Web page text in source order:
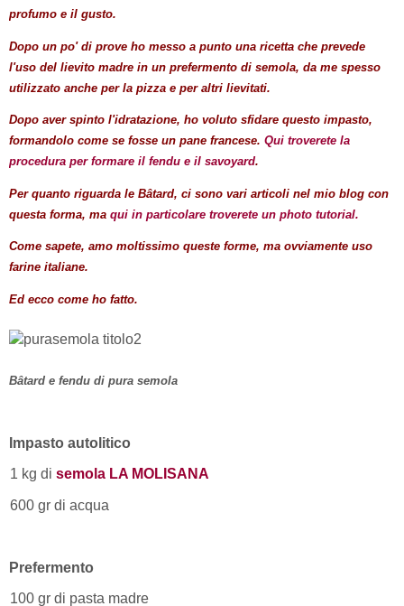
profumo e il gusto.
Dopo un po' di prove ho messo a punto una ricetta che prevede
l'uso del lievito madre in un prefermento di semola, da me spesso
utilizzato anche per la pizza e per altri lievitati.
Dopo aver spinto l'idratazione, ho voluto sfidare questo impasto,
formandolo come se fosse un pane francese. Qui troverete la
procedura per formare il fendu e il savoyard.
Per quanto riguarda le Bâtard, ci sono vari articoli nel mio blog con
questa forma, ma qui in particolare troverete un photo tutorial.
Come sapete, amo moltissimo queste forme, ma ovviamente uso
farine italiane.
Ed ecco come ho fatto.
Bâtard e fendu di pura semola
Impasto autolitico
1 kg di semola LA MOLISANA
600 gr di acqua
Prefermento
100 gr di pasta madre